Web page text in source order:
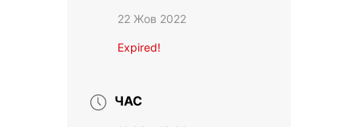
22 Жов 2022
Expired!
ЧАС